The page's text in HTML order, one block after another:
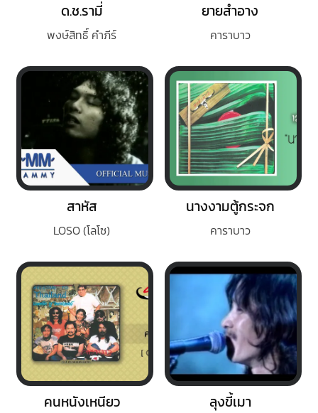
ด.ช.รามี่
พงษ์สิทธิ์ คำภีร์
ยายสำอาง
คาราบาว
สาหัส
LOSO (โลโซ)
นางงามตู้กระจก
คาราบาว
คนหนังเหนียว ลุงขี้เมา